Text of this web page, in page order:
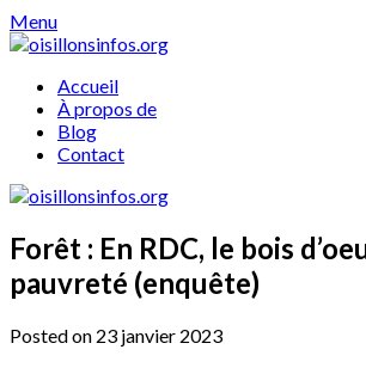
Skip
to
Menu
Accueil
À propos de
Blog
Contact
Forêt : En RDC, le bois
pauvreté (enquête)
Posted on 23 janvier 2023